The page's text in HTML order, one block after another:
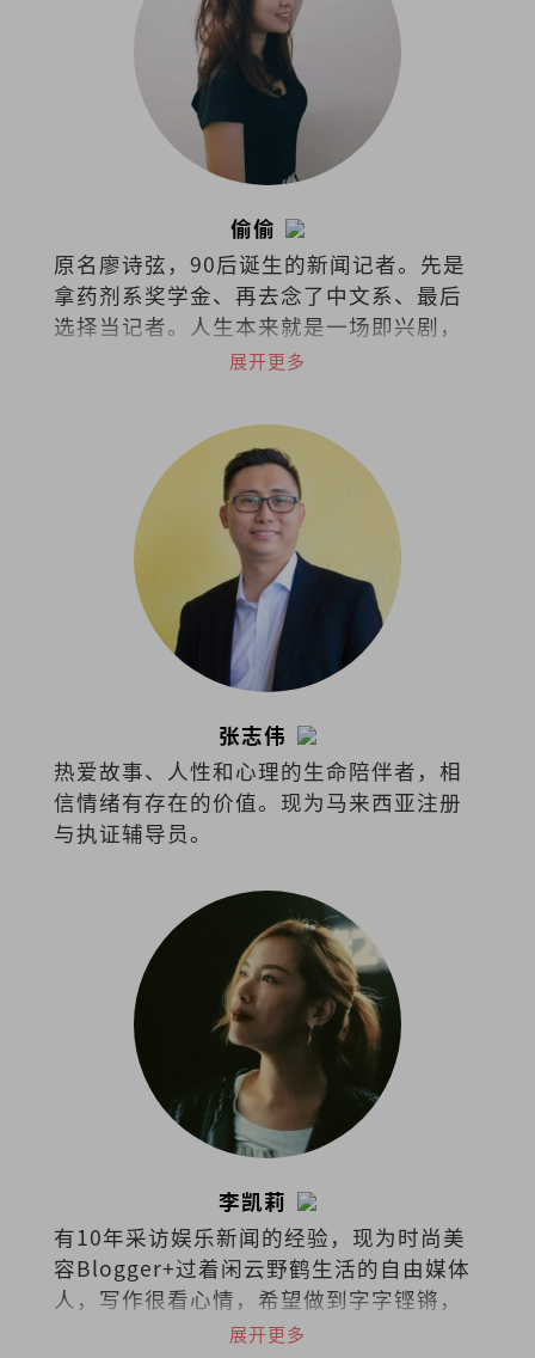
偷偷
原名廖诗弦，90后诞生的新闻记者。先是
拿药剂系奖学金、再去念了中文系、最后
选择当记者。人生本来就是一场即兴剧，
无需固定脚本，只需勇气和创造力。
展开更多
张志伟
热爱故事、人性和心理的生命陪伴者，相
信情绪有存在的价值。现为马来西亚注册
与执证辅导员。
李凯莉
有10年采访娱乐新闻的经验，现为时尚美
容Blogger+过着闲云野鹤生活的自由媒体
人，写作很看心情，希望做到字字铿锵，
展开更多